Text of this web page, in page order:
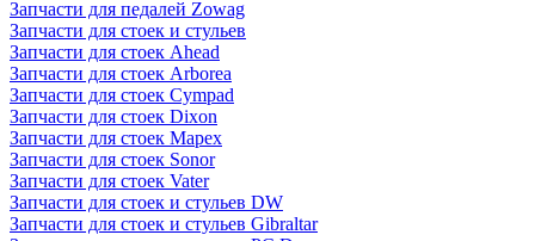
Запчасти для педалей Zowag
Запчасти для стоек и стульев
Запчасти для стоек Ahead
Запчасти для стоек Arborea
Запчасти для стоек Cympad
Запчасти для стоек Dixon
Запчасти для стоек Mapex
Запчасти для стоек Sonor
Запчасти для стоек Vater
Запчасти для стоек и стульев DW
Запчасти для стоек и стульев Gibraltar